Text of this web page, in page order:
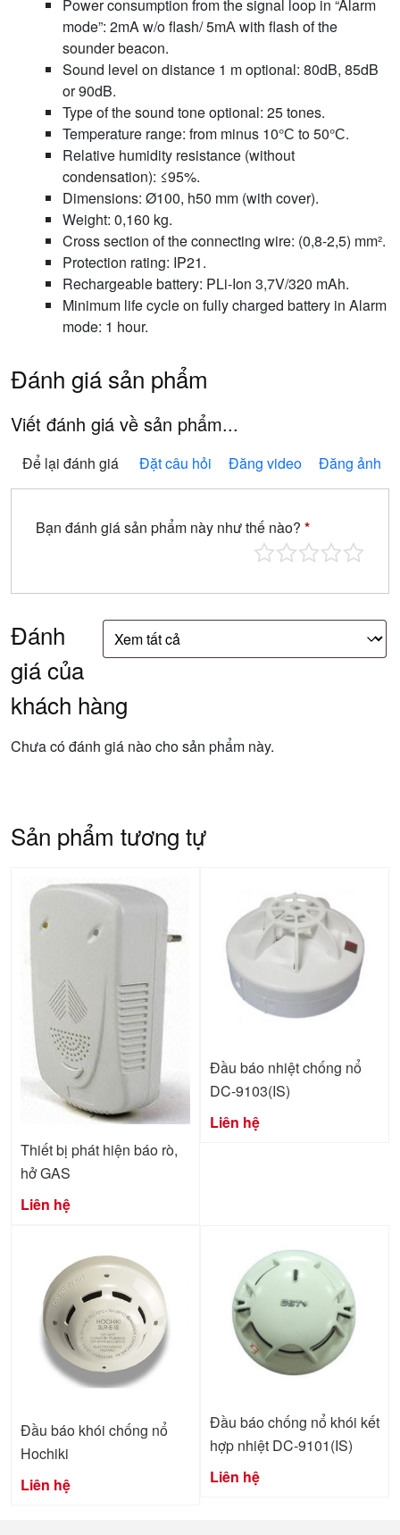
Power consumption from the signal loop in “Alarm
mode”: 2mA w/o flash/ 5mА with flash of the
sounder beacon.
Sound level on distance 1 m optional: 80dB, 85dB
or 90dB.
Type of the sound tone optional: 25 tones.
Temperature range: from minus 10°С to 50°С.
Relative humidity resistance (without
condensation): ≤95%.
Dimensions: Ø100, h50 mm (with cover).
Weight: 0,160 kg.
Cross section of the connecting wire: (0,8-2,5) mm².
Protection rating: IP21.
Rechargeable battery: PLi-Ion 3,7V/320 mAh.
Minimum life cycle on fully charged battery in Alarm
mode: 1 hour.
Đánh giá sản phẩm
Viết đánh giá về sản phẩm...
Để lại đánh giá Đặt câu hỏi Đăng video Đăng ảnh
Bạn đánh giá sản phẩm này như thế nào? *
Đánh
giá của
khách hàng
Chưa có đánh giá nào cho sản phẩm này.
Sản phẩm tương tự
Thiết bị phát hiện báo rò,
hở GAS
Liên hệ
Đầu báo nhiệt chống nổ
DC-9103(IS)
Liên hệ
Đầu báo khói chống nổ
Hochiki
Liên hệ
Đầu báo chống nổ khói kết
hợp nhiệt DC-9101(IS)
Liên hệ